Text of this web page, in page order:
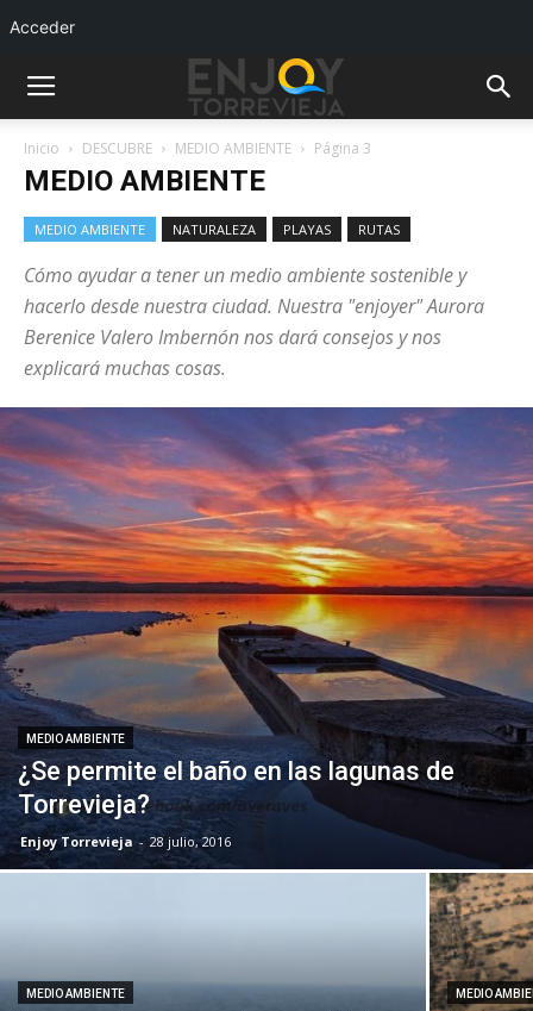
Inicio DESCUBRE MEDIO AMBIENTE Página 3
MEDIO AMBIENTE
MEDIO AMBIENTE NATURALEZA PLAYAS RUTAS
Cómo ayudar a tener un medio ambiente sostenible y
hacerlo desde nuestra ciudad. Nuestra "enjoyer" Aurora
Berenice Valero Imbernón nos dará consejos y nos
explicará muchas cosas.
MEDIO AMBIENTE
¿Se permite el baño en las lagunas de
Torrevieja?
Enjoy Torrevieja - 28 julio, 2016
MEDIO AMBIENTE MEDIO
Acceder